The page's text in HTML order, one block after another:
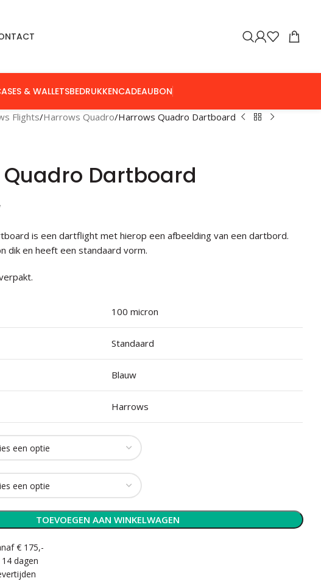
& WALLETSBEDRUKKENCADEAUBON
Flights Harrows Quadro Harrows Quadro Dartboard
Dartboard
is een dartflight met hierop een afbeelding van een dartbord.
dik en heeft een standaard vorm.
100 micron
Standaard
Blauw
Harrows
TOEVOEGEN AAN WINKELWAGEN
€ 175,-
dagen